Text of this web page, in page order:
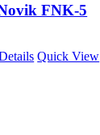
FNK-5
Quick View